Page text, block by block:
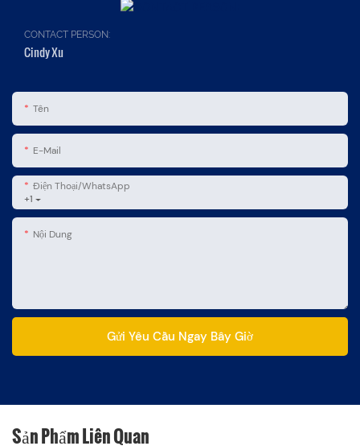
CONTACT PERSON:
Cindy Xu
Tên
E-Mail
+1
Điện Thoại/WhatsApp
Nội Dung
Gửi Yêu Cầu Ngay Bây Giờ
Sản Phẩm Liên Quan